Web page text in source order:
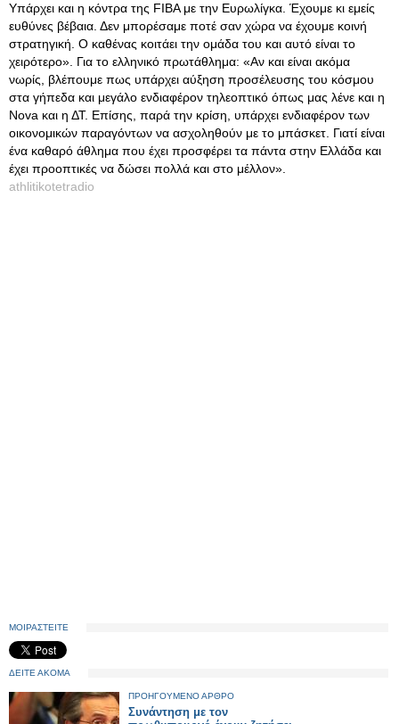
Υπάρχει και η κόντρα της FIBA με την Ευρωλίγκα. Έχουμε κι εμείς
ευθύνες βέβαια. Δεν μπορέσαμε ποτέ σαν χώρα να έχουμε κοινή
στρατηγική. Ο καθένας κοιτάει την ομάδα του και αυτό είναι το
χειρότερο». Για το ελληνικό πρωτάθλημα: «Αν και είναι ακόμα
νωρίς, βλέπουμε πως υπάρχει αύξηση προσέλευσης τoυ κόσμου
στα γήπεδα και μεγάλο ενδιαφέρον τηλεοπτικό όπως μας λένε και η
Nova και η ΔΤ. Επίσης, παρά την κρίση, υπάρχει ενδιαφέρον των
οικονομικών παραγόντων να ασχοληθούν με το μπάσκετ. Γιατί είναι
ένα καθαρό άθλημα που έχει προσφέρει τα πάντα στην Ελλάδα και
έχει προοπτικές να δώσει πολλά και στο μέλλον».
athlitikotetradio
ΜΟΙΡΑΣΤΕΙΤΕ
ΔΕΙΤΕ ΑΚΟΜΑ
ΠΡΟΗΓΟΥΜΕΝΟ ΑΡΘΡΟ
Συνάντηση με τον